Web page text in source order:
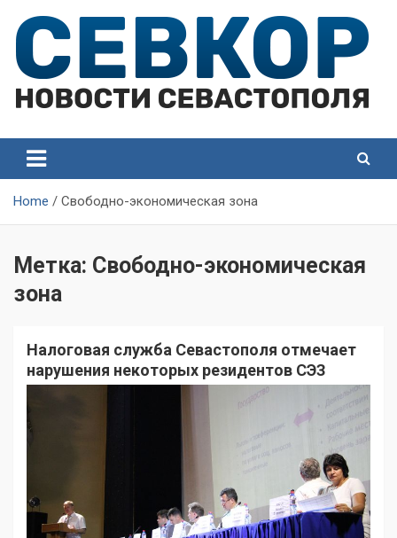
content
Севастополя
Севастополя
Home Свободно-экономическая зона
Метка: Свободно-экономическая
зона
Налоговая служба Севастополя отмечает
нарушения некоторых резидентов СЭЗ